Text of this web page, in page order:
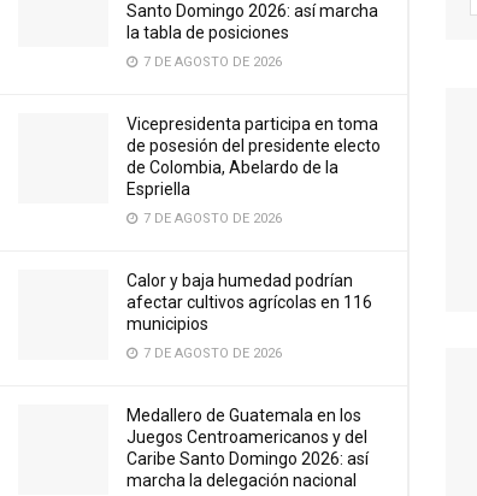
Santo Domingo 2026: así marcha
la tabla de posiciones
7 DE AGOSTO DE 2026
Vicepresidenta participa en toma
de posesión del presidente electo
de Colombia, Abelardo de la
Espriella
7 DE AGOSTO DE 2026
Calor y baja humedad podrían
afectar cultivos agrícolas en 116
municipios
7 DE AGOSTO DE 2026
Medallero de Guatemala en los
Juegos Centroamericanos y del
Caribe Santo Domingo 2026: así
marcha la delegación nacional